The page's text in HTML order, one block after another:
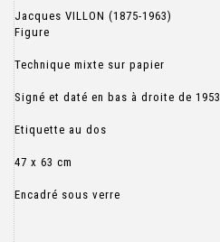
Jacques VILLON (1875-1963)
Figure
Technique mixte sur papier
Signé et daté en bas à droite de 1953
Etiquette au dos
47 x 63 cm
Encadré sous verre